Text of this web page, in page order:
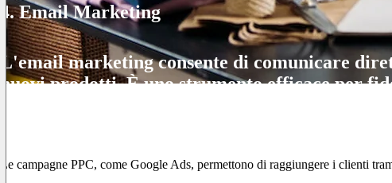
4. Email Marketing
L'email marketing consente di comunicare
nuovi prodotti. È uno strumento efficace per
Le campagne PPC, come Google Ads, permettono di raggiungere i clienti